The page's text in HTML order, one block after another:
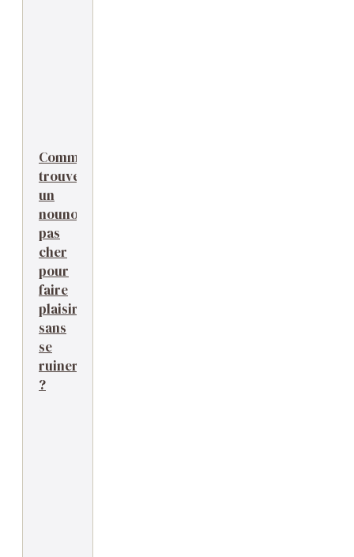
Comment
trouver
un
nounours
pas
cher
pour
faire
plaisir
sans
se
ruiner
?